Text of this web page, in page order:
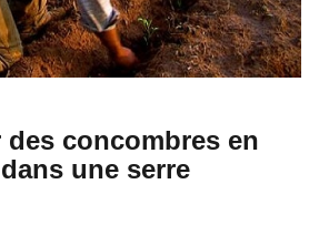
concombres en
une serre